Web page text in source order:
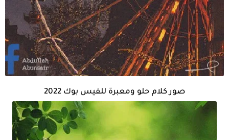
صور كلام حلو ومعبرة للفيس بوك 2022